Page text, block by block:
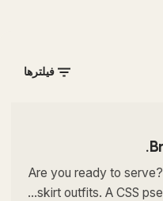
فیلترها
Are you ready to
skirt outfits. A CSS